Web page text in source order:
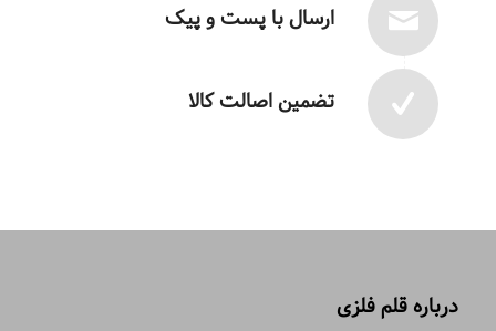
ارسال با پست و پیک
تضمین اصالت کالا
درباره قلم فلزی